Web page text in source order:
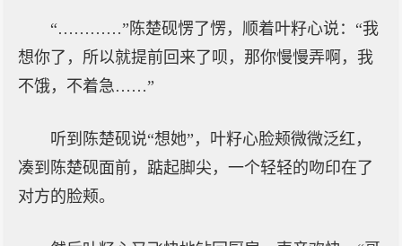
“…………”陈楚砚愣了愣，顺着叶籽心说：“我
想你了，所以就提前回来了呗，那你慢慢弄啊，我
不饿，不着急……”
听到陈楚砚说“想她”，叶籽心脸颊微微泛红，
凑到陈楚砚面前，踮起脚尖，一个轻轻的吻印在了
对方的脸颊。